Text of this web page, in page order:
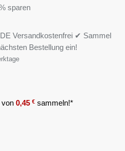
sparen
Versandkostenfrei ✔ Sammel
Bestellung ein!
von 0,45 € sammeln!*
Menge